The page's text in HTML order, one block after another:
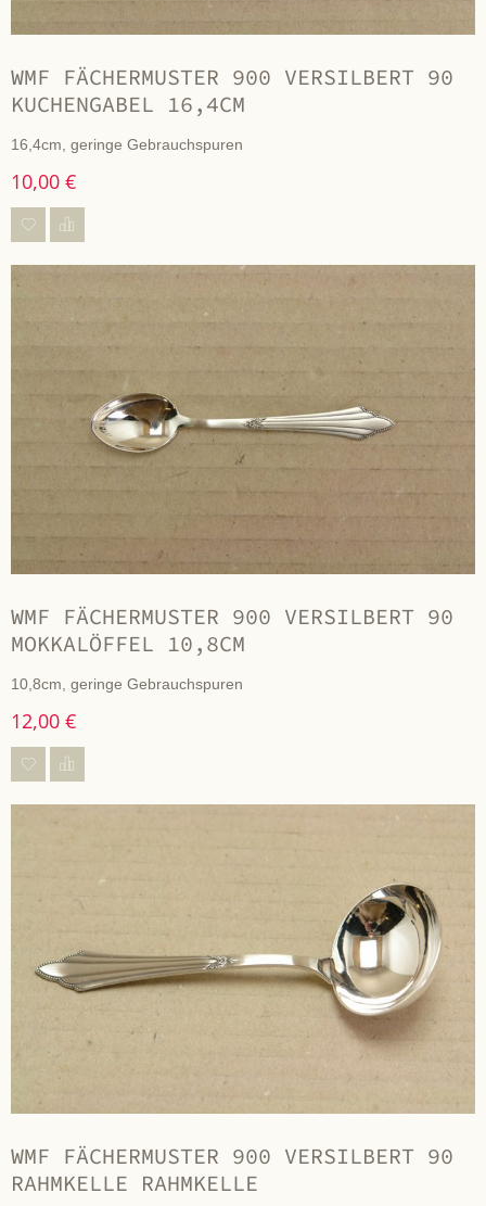
WMF FÄCHERMUSTER 900 VERSILBERT 90
KUCHENGABEL 16,4CM
16,4cm, geringe Gebrauchspuren
10,00 €
WMF FÄCHERMUSTER 900 VERSILBERT 90
MOKKALÖFFEL 10,8CM
10,8cm, geringe Gebrauchspuren
12,00 €
WMF FÄCHERMUSTER 900 VERSILBERT 90
RAHMKELLE RAHMKELLE